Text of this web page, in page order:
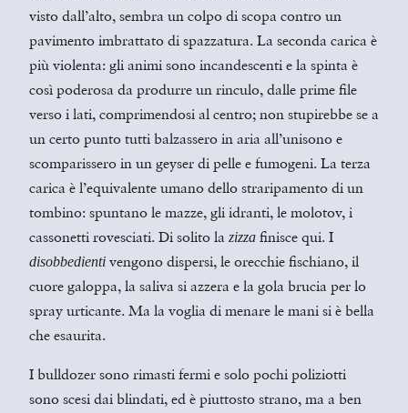
visto dall’alto, sembra un colpo di scopa contro un
pavimento imbrattato di spazzatura. La seconda carica è
più violenta: gli animi sono incandescenti e la spinta è
così poderosa da produrre un rinculo, dalle prime file
verso i lati, comprimendosi al centro; non stupirebbe se a
un certo punto tutti balzassero in aria all’unisono e
scomparissero in un geyser di pelle e fumogeni. La terza
carica è l’equivalente umano dello straripamento di un
tombino: spuntano le mazze, gli idranti, le molotov, i
cassonetti rovesciati. Di solito la zizza finisce qui. I
disobbedienti vengono dispersi, le orecchie fischiano, il
cuore galoppa, la saliva si azzera e la gola brucia per lo
spray urticante. Ma la voglia di menare le mani si è bella
che esaurita.
I bulldozer sono rimasti fermi e solo pochi poliziotti
sono scesi dai blindati, ed è piuttosto strano, ma a ben